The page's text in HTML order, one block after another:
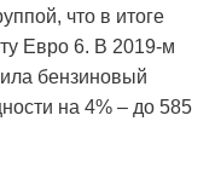
что в итоге
Евро 6. В 2019-м
бензиновый
на 4% – до 585